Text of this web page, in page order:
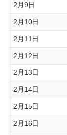
2月9日
2月10日
2月11日
2月12日
2月13日
2月14日
2月15日
2月16日